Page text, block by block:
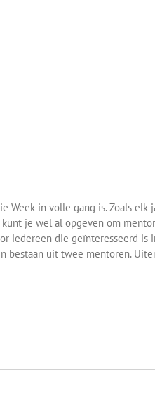
in volle gang is. Zoals elk
je wel al opgeven om
iedereen die geïnteresseerd is
uit twee mentoren.